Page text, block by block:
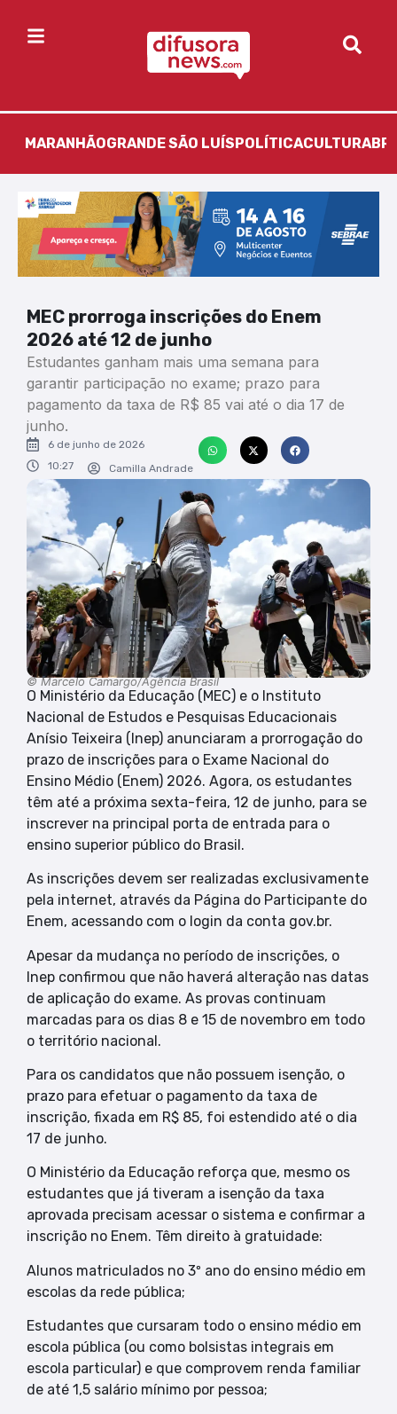
MARANHÃOGRANDE SÃO LUÍS POLÍTICACULTURA
MEC prorroga inscrições do Enem
2026 até 12 de junho
Estudantes ganham mais uma semana para
garantir participação no exame; prazo para
pagamento da taxa de R$ 85 vai até o dia 17 de
junho.
6 de junho de 2026
10:27
Camilla Andrade
© Marcelo Camargo/Agência Brasil
O Ministério da Educação (MEC) e o Instituto
Nacional de Estudos e Pesquisas Educacionais
Anísio Teixeira (Inep) anunciaram a prorrogação do
prazo de inscrições para o Exame Nacional do
Ensino Médio (Enem) 2026. Agora, os estudantes
têm até a próxima sexta-feira, 12 de junho, para se
inscrever na principal porta de entrada para o
ensino superior público do Brasil.
As inscrições devem ser realizadas exclusivamente
pela internet, através da Página do Participante do
Enem, acessando com o login da conta gov.br.
Apesar da mudança no período de inscrições, o
Inep confirmou que não haverá alteração nas datas
de aplicação do exame. As provas continuam
marcadas para os dias 8 e 15 de novembro em todo
o território nacional.
Para os candidatos que não possuem isenção, o
prazo para efetuar o pagamento da taxa de
inscrição, fixada em R$ 85, foi estendido até o dia
17 de junho.
O Ministério da Educação reforça que, mesmo os
estudantes que já tiveram a isenção da taxa
aprovada precisam acessar o sistema e confirmar a
inscrição no Enem. Têm direito à gratuidade:
Alunos matriculados no 3º ano do ensino médio em
escolas da rede pública;
Estudantes que cursaram todo o ensino médio em
escola pública (ou como bolsistas integrais em
escola particular) e que comprovem renda familiar
de até 1,5 salário mínimo por pessoa;